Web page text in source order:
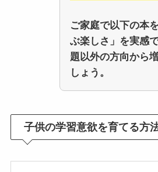
ご家庭で以下の本
ぶ楽しさ」を実感
題以外の方向から
しょう。
子供の学習意欲を育てる方